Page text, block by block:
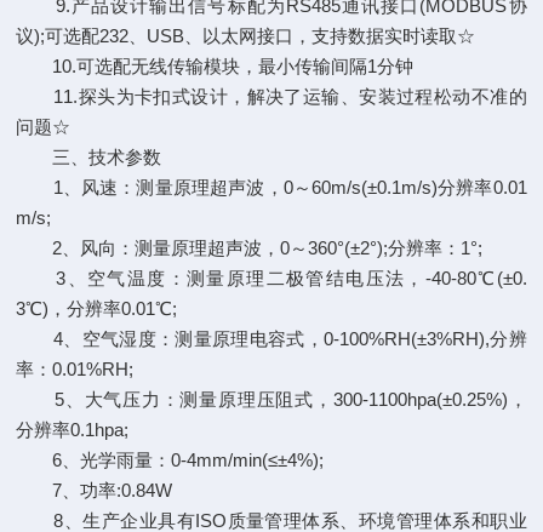
9.产品设计输出信号标配为RS485通讯接口(MODBUS协
议);可选配232、USB、以太网接口，支持数据实时读取☆
10.可选配无线传输模块，最小传输间隔1分钟
11.探头为卡扣式设计，解决了运输、安装过程松动不准的
问题☆
三、技术参数
1、风速：测量原理超声波，0～60m/s(±0.1m/s)分辨率0.01
m/s;
2、风向：测量原理超声波，0～360°(±2°);分辨率：1°;
3、空气温度：测量原理二极管结电压法，-40-80℃(±0.
3℃)，分辨率0.01℃;
4、空气湿度：测量原理电容式，0-100%RH(±3%RH),分辨
率：0.01%RH;
5、大气压力：测量原理压阻式，300-1100hpa(±0.25%)，
分辨率0.1hpa;
6、光学雨量：0-4mm/min(≤±4%);
7、功率:0.84W
8、生产企业具有ISO质量管理体系、环境管理体系和职业